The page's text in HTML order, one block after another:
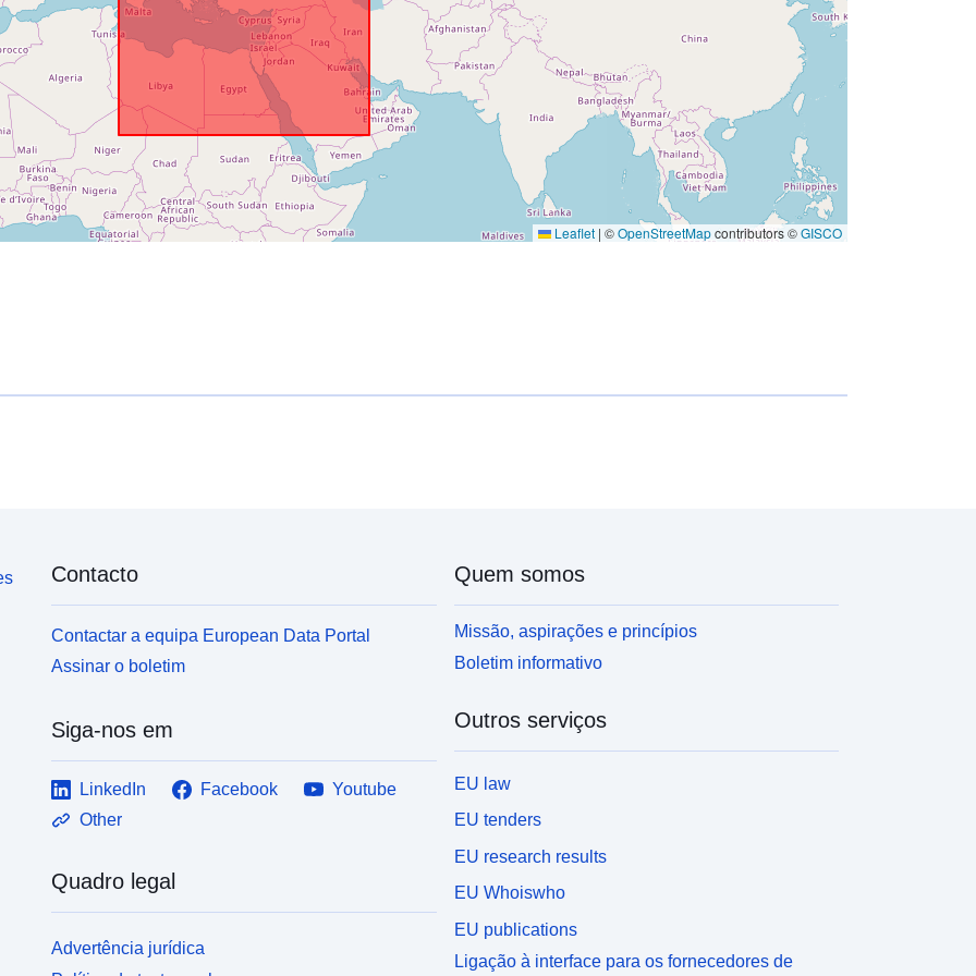
Leaflet | ©OpenStreetMapcontributors ©GISCO
Contacto
Contactar a equipa European Data Portal
Assinar o boletim
Siga-nos em
LinkedIn Facebook
Youtube
Other
Quadro legal
Advertência jurídica
Quem somos
Missão, aspirações e princípios
Boletim informativo
Outros serviços
EU law
EU tenders
EU research results
EU Whoiswho
EU publications
Ligação à interface para os fornecedores de